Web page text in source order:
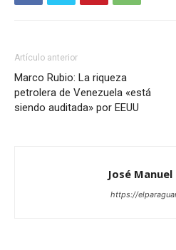
Artículo anterior
Marco Rubio: La riqueza
petrolera de Venezuela «está
siendo auditada» por EEUU
José Manuel
https://